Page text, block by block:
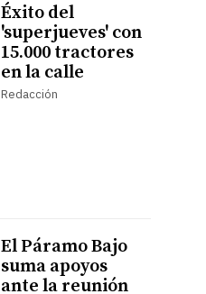
Éxito del
'superjueves' con
15.000 tractores
en la calle
Redacción
El Páramo Bajo
suma apoyos
ante la reunión